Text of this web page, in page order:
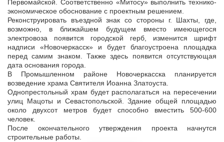
Первомайской. Соответственно «Митосу» выполнить технико-
экономическое обоснование с проектным решением.
Реконструировать въездной знак со стороны г. Шахты, где,
возможно, в ближайшем будущем вместо имеющегося
электровоза появится городской герб, изменится шрифт
надписи «Новочеркасск» и будет благоустроена площадка
перед самим знаком. Также здесь появится отсутствующая
дата основания города.
В Промышленном районе Новочеркасска планируется
возведение храма Святителя Иоанна Златоуста.
Однопрестольный храм будет располагаться на пересечении
улиц Мацоты и Севастопольской. Здание общей площадью
около двухсот метров будет способно вместить 500-600
человек.
После окончательного утверждения проекта начнутся
строительные работы.